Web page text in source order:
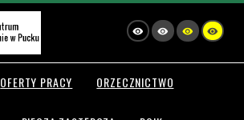
OFERTY PRACY ORZECZNICTWO